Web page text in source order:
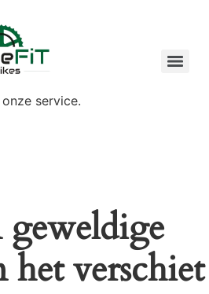
service.
verschiet